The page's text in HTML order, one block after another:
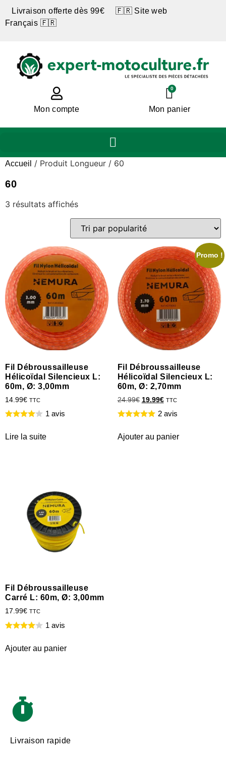
Livraison offerte dès 99€ 🇫🇷 Site web
Français 🇫🇷
Mon compte
0
Mon panier
Accueil / Produit Longueur / 60
60
3 résultats affichés
Fil Débroussailleuse
Hélicoïdal Silencieux L:
60m, Ø: 3,00mm
14.99€ TTC
1 avis
Lire la suite
Promo !
Fil Débroussailleuse
Hélicoïdal Silencieux L:
60m, Ø: 2,70mm
24.99€ 19.99€ TTC
2 avis
Ajouter au panier
Fil Débroussailleuse
Carré L: 60m, Ø: 3,00mm
17.99€ TTC
1 avis
Ajouter au panier
Livraison rapide